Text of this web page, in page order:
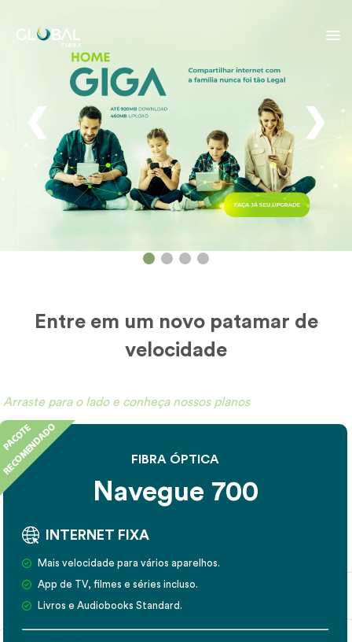
❮ ❯
Entre em um novo patamar de
velocidade
Arraste para o lado e conheça nossos planos
FIBRA ÓPTICA
Navegue 700
INTERNET FIXA
Mais velocidade para vários aparelhos.
App de TV, filmes e séries incluso.
Livros e Audiobooks Standard.